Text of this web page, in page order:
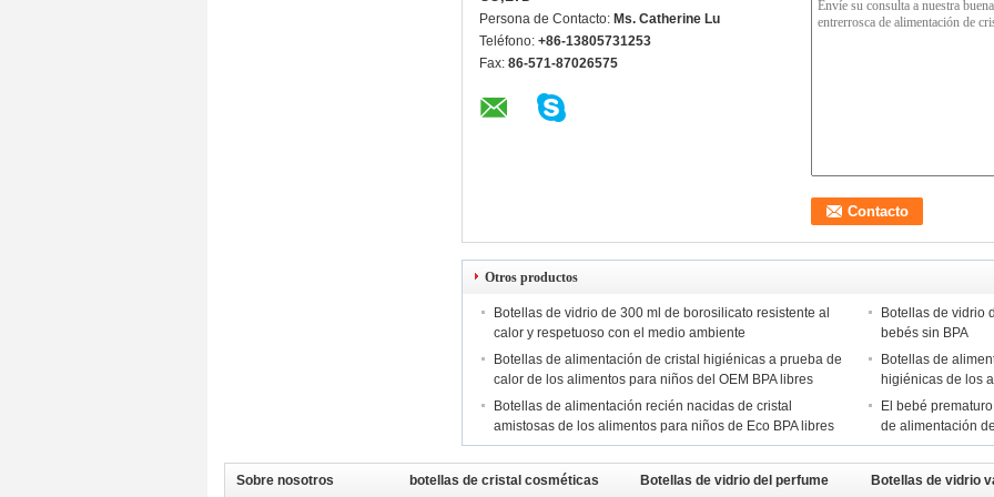
Persona de Contacto: Ms. Catherine Lu
Teléfono: +86-13805731253
Fax: 86-571-87026575
Otros productos
Botellas de vidrio de 300 ml de borosilicato resistente al
calor y respetuoso con el medio ambiente
Botellas de vidrio
bebés sin BPA
Botellas de alimentación de cristal higiénicas a prueba de
calor de los alimentos para niños del OEM BPA libres
Botellas de
higiénicas de los
Botellas de alimentación recién nacidas de cristal
amistosas de los alimentos para niños de Eco BPA libres
El bebé
de alimentación
Sobre nosotros botellas de cristal cosméticas Botellas de vidrio del perfume Botellas de vidrio